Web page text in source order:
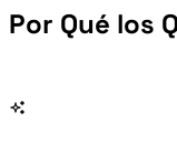
Por Qué los